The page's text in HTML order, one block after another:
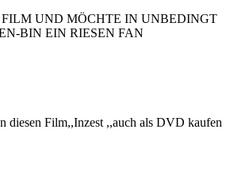
UND MÖCHTE IN UNBEDINGT
BIN EIN RIESEN FAN
diesen Film,,Inzest ,,auch als DVD kaufen